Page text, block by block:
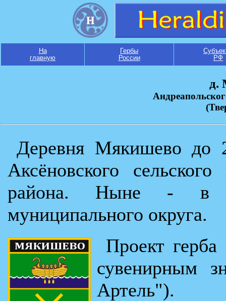
На
главную
Гербы
России
РФ
д.
Деревня Мякишево до
Аксёновского
района. Ныне - в
муниципального округа.
Проект
сувенирным
Артель").